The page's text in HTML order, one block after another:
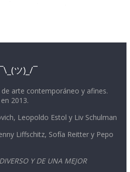
ツ)_/¯
arte contemporáneo y afines.
2013.
Leopoldo Estol y Liv Schulman
Liffschitz, Sofía Reitter y Pepo
Y DE UNA MEJOR